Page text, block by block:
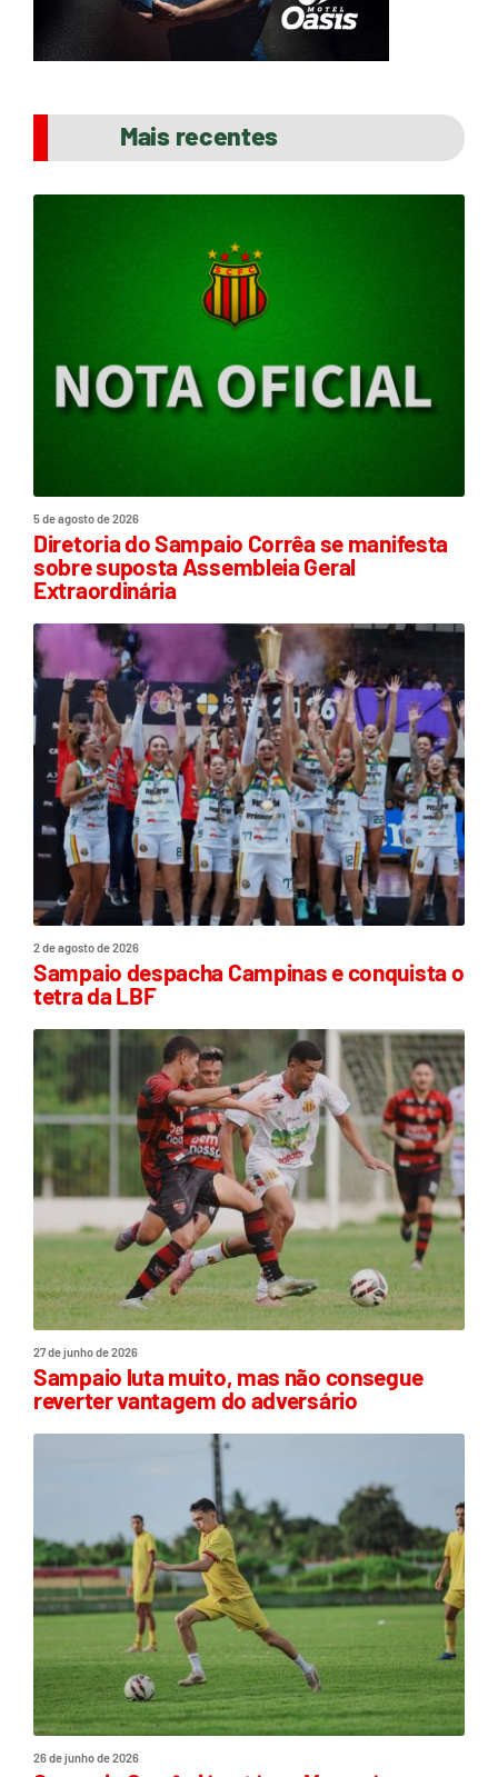
Mais recentes
5 de agosto de 2026
Diretoria do Sampaio Corrêa se manifesta
sobre suposta Assembleia Geral
Extraordinária
2 de agosto de 2026
Sampaio despacha Campinas e conquista o
tetra da LBF
27 de junho de 2026
Sampaio luta muito, mas não consegue
reverter vantagem do adversário
26 de junho de 2026